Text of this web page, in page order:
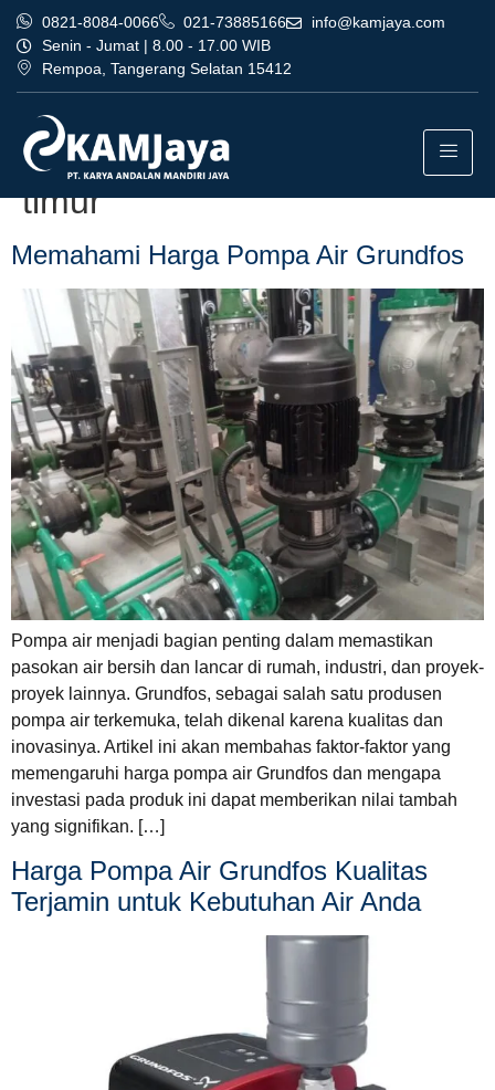
0821-8084-0066 021-73885166
info@kamjaya.com
Senin - Jumat | 8.00 - 17.00 WIB
Rempoa, Tangerang Selatan 15412
Tag:
grundfos termurah jakarta
timur
Memahami Harga Pompa Air Grundfos
Pompa air menjadi bagian penting dalam memastikan
pasokan air bersih dan lancar di rumah, industri, dan proyek-
proyek lainnya. Grundfos, sebagai salah satu produsen
pompa air terkemuka, telah dikenal karena kualitas dan
inovasinya. Artikel ini akan membahas faktor-faktor yang
memengaruhi harga pompa air Grundfos dan mengapa
investasi pada produk ini dapat memberikan nilai tambah
yang signifikan. […]
Harga Pompa Air Grundfos Kualitas
Terjamin untuk Kebutuhan Air Anda